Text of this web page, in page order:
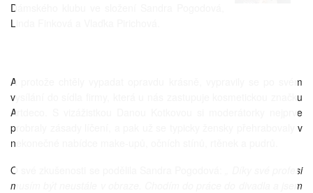
Dámského klubu ve složení Sandra Pogodová,
Linda Finková a Vlaďka Pirichová.
A protože chtěly vypadat opravdu krásně, vypravily se po svém
vysílání do sídla firmy, která u nás zastupuje kosmetickou značku
Artdeco. S vizážistkou Danou Kotkovou si moderátorky nejprve
probraly zásady líčení, a pak už se typicky žensky přehrabovaly v
nekonečné nabídce make-upů, očních stínů, rtěnek a pudrů.
O své zkušenosti se podělila Sandra Pogodová:
„ Díky své profesi
musím být neustále v obraze. Chodím do práce do divadla a jsem